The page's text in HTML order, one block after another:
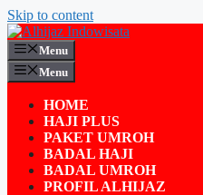
Skip to content
Menu
Menu
HOME
HAJI PLUS
PAKET UMROH
BADAL HAJI
BADAL UMROH
PROFIL ALHIJAZ